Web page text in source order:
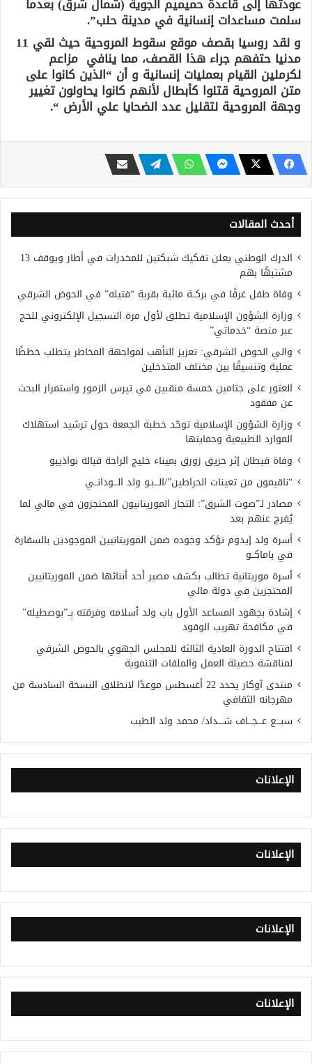
سلمت مساعدات إنسانية في مدينة حلب”.
و لقد روسيا بقصف موقع سقوط المروحية حيث لقي 11
مدنيا حتفهم جراء هذا القصف، مما ينافي مزاعم
لكرملين القيام بعمليات إنسانية و أن “الذين كانوا على
متن المروحية قتلوا كأبطال لأنهم كانوا يحاولون تغيير
وجهة المروحية لتقليل عدد الضحايا علي الأرض “.
أحدث المقالات
الدرك الوطني يعلن تفكيك شبكتين للمخدرات في أطار ويوقف 13
مشتبهًا بهم
وفاة طفل غرقًا في بركــة مائية بقرية “فتيله” في الحوض الشرقي
وزارة الشؤون الإسلامية تطلق لأول مرة التسجيل الإلكتروني للحج
عبر منصة “خدماتي”
والي الحوض الشرقي: تعزيز التأهب لمواجهة المخاطر يتطلب خططًا
عملية وتنسيقًا بين مختلف المتدخلين
العثور على جثامين خمسة منقبين في تيرس الزمور واستمرار البحث
عن مفقود
وزارة الشؤون الإسلامية توحّد خطبة الجمعة حول ترشيد استهلاك
الموارد الطبيعية وحمايتها
وفاة قبطان إثر حريق زورق بميناء خليج الراحة قبالة نواذيبو
“ناقيمون من تعينات الحراطين”/الـــبـو ولد الـــودانــي
مصادر لـ”صوت الشرق”: التجار الموريتانيون المحتجزون في مالي لما
يُفرج عنهم بعد
أسرة ولد إيدوم تؤكد وجوده ضمن الموريتانيين الموجودين بالسفارة
في باماكــو
أسرة موريتانية تطالب بكشف مصير أحد أبنائها ضمن الموريتانيين
المحتجزين في دولة مالي
إشادة بجهود المساعد الأول باب ولد أسلامه وفرقته بِــ”بوصطيله”
في مكافحة تهريب الوقود
افتتاح الدورة العادية الثالثة للمجلس الجهوي بالحوض الشرقي
لمناقشة حصيلة العمل والملفات التنموية
منتدى آوكار يحدد 22 أغسطس موعدًا لانطلاق النسخة السادسة من
مهرجانه الثقافي
سبـــع عـــجـــاف شــــداد/ محمد ولد الطيب
الإعلانات
الإعلانات
الإعلانات
الإعلانات